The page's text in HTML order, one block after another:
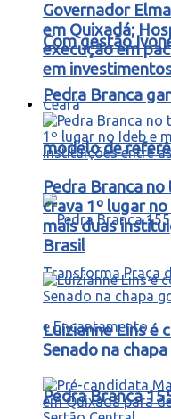
Com gestão
Pedra Branca
modelo de
Pedra Branca
Governador
em Quixadá;
execução em
em
Ceará
Pedra Branca
crava 1º lugar
mais duas
Brasil
Luizianne Lins é
Senado na